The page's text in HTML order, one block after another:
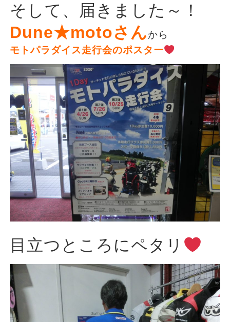
そして、届きました～！
Dune★motoさんから
モトパラダイス走行会のポスター
目立つところにペタリ